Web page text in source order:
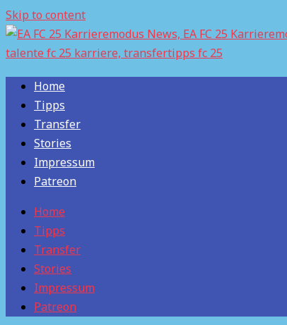
Skip to content
Home
Tipps
Transfer
Stories
Impressum
Patreon
Home
Tipps
Transfer
Stories
Impressum
Patreon